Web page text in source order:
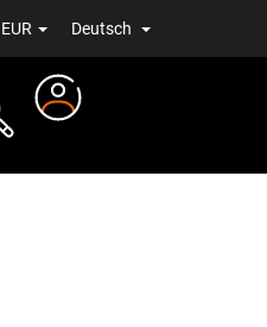
EUR Deutsch